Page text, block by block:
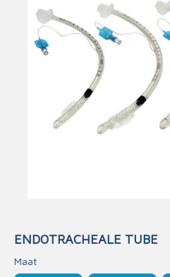
ENDOTRACHEALE TUBE
Maat